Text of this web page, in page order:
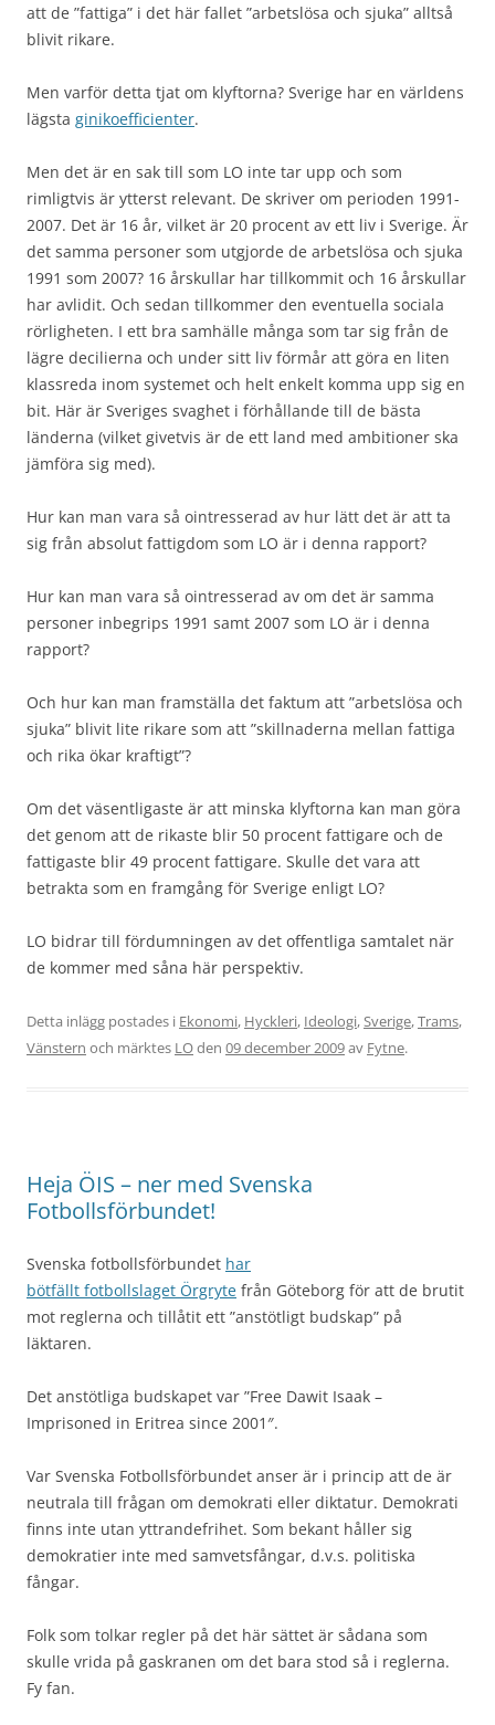
att de ”fattiga” i det här fallet ”arbetslösa och sjuka” alltså
blivit rikare.
Men varför detta tjat om klyftorna? Sverige har en världens
lägsta ginikoefficienter.
Men det är en sak till som LO inte tar upp och som
rimligtvis är ytterst relevant. De skriver om perioden 1991-
2007. Det är 16 år, vilket är 20 procent av ett liv i Sverige. Är
det samma personer som utgjorde de arbetslösa och sjuka
1991 som 2007? 16 årskullar har tillkommit och 16 årskullar
har avlidit. Och sedan tillkommer den eventuella sociala
rörligheten. I ett bra samhälle många som tar sig från de
lägre decilierna och under sitt liv förmår att göra en liten
klassreda inom systemet och helt enkelt komma upp sig en
bit. Här är Sveriges svaghet i förhållande till de bästa
länderna (vilket givetvis är de ett land med ambitioner ska
jämföra sig med).
Hur kan man vara så ointresserad av hur lätt det är att ta
sig från absolut fattigdom som LO är i denna rapport?
Hur kan man vara så ointresserad av om det är samma
personer inbegrips 1991 samt 2007 som LO är i denna
rapport?
Och hur kan man framställa det faktum att ”arbetslösa och
sjuka” blivit lite rikare som att ”skillnaderna mellan fattiga
och rika ökar kraftigt”?
Om det väsentligaste är att minska klyftorna kan man göra
det genom att de rikaste blir 50 procent fattigare och de
fattigaste blir 49 procent fattigare. Skulle det vara att
betrakta som en framgång för Sverige enligt LO?
LO bidrar till fördumningen av det offentliga samtalet när
de kommer med såna här perspektiv.
Detta inlägg postades i Ekonomi, Hyckleri, Ideologi,Sverige,Trams,
Vänstern och märktes LOden 09 december 2009av Fytne.
Heja ÖIS – ner med Svenska
Fotbollsförbundet!
Svenska fotbollsförbundet har
bötfällt fotbollslaget Örgryte från Göteborg för att de brutit
mot reglerna och tillåtit ett ”anstötligt budskap” på
läktaren.
Det anstötliga budskapet var ”Free Dawit Isaak –
Imprisoned in Eritrea since 2001″.
Var Svenska Fotbollsförbundet anser är i princip att de är
neutrala till frågan om demokrati eller diktatur. Demokrati
finns inte utan yttrandefrihet. Som bekant håller sig
demokratier inte med samvetsfångar, d.v.s. politiska
fångar.
Folk som tolkar regler på det här sättet är sådana som
skulle vrida på gaskranen om det bara stod så i reglerna.
Fy fan.